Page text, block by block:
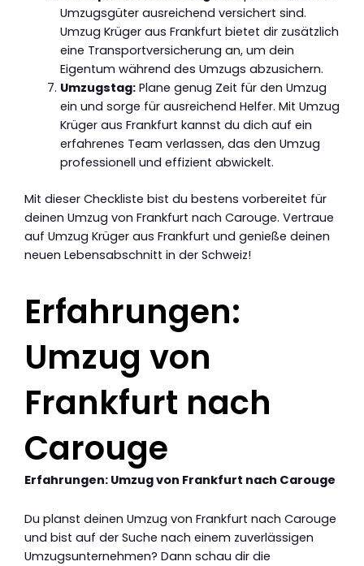
Umzugsgüter ausreichend versichert sind.
Umzug Krüger aus Frankfurt bietet dir zusätzlich
eine Transportversicherung an, um dein
Eigentum während des Umzugs abzusichern.
Umzugstag:Plane genug Zeit für den Umzug
ein und sorge für ausreichend Helfer. Mit Umzug
Krüger aus Frankfurt kannst du dich auf ein
erfahrenes Team verlassen, das den Umzug
professionell und effizient abwickelt.
Mit dieser Checkliste bist du bestens vorbereitet für
deinen Umzug von Frankfurt nach Carouge. Vertraue
auf Umzug Krüger aus Frankfurt und genieße deinen
neuen Lebensabschnitt in der Schweiz!
Erfahrungen:
Umzug von
Frankfurt nach
Carouge
Erfahrungen: Umzug von Frankfurt nach Carouge
Du planst deinen Umzug von Frankfurt nach Carouge
und bist auf der Suche nach einem zuverlässigen
Umzugsunternehmen? Dann schau dir die